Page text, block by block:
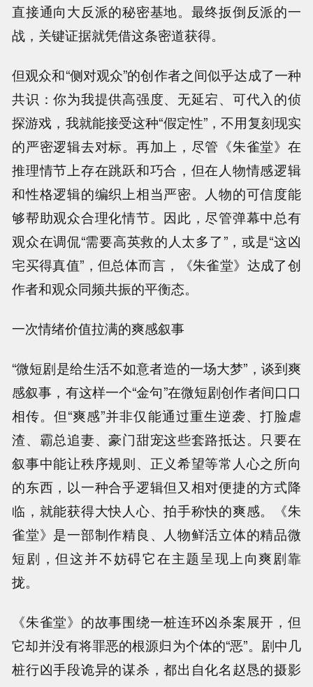
直接通向大反派的秘密基地。最终扳倒反派的一
战，关键证据就凭借这条密道获得。
但观众和“侧对观众”的创作者之间似乎达成了一种
共识：你为我提供高强度、无延宕、可代入的侦
探游戏，我就能接受这种“假定性”，不用复刻现实
的严密逻辑去对标。再加上，尽管《朱雀堂》在
推理情节上存在跳跃和巧合，但在人物情感逻辑
和性格逻辑的编织上相当严密。人物的可信度能
够帮助观众合理化情节。因此，尽管弹幕中总有
观众在调侃“需要高英救的人太多了”，或是“这凶
宅买得真值”，但总体而言，《朱雀堂》达成了创
作者和观众同频共振的平衡态。
一次情绪价值拉满的爽感叙事
“微短剧是给生活不如意者造的一场大梦”，谈到爽
感叙事，有这样一个“金句”在微短剧创作者间口口
相传。但“爽感”并非仅能通过重生逆袭、打脸虐
渣、霸总追妻、豪门甜宠这些套路抵达。只要在
叙事中能让秩序规则、正义希望等常人心之所向
的东西，以一种合乎逻辑但又相对便捷的方式降
临，就能获得大快人心、拍手称快的爽感。《朱
雀堂》是一部制作精良、人物鲜活立体的精品微
短剧，但这并不妨碍它在主题呈现上向爽剧靠
拢。
《朱雀堂》的故事围绕一桩连环凶杀案展开，但
它却并没有将罪恶的根源归为个体的“恶”。剧中几
桩行凶手段诡异的谋杀，都出自化名赵恳的摄影